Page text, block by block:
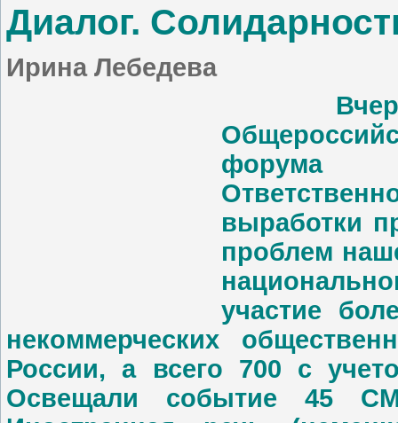
Диалог.
Ирина Лебедева
Вчера
форума -
выработки
проблем
участие
некоммерческих
России, а всего 700 с
Освещали событие 45